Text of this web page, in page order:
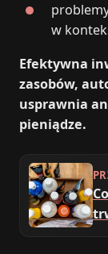
w
Efektywna
zasobów,
usprawnia
pieniądze.